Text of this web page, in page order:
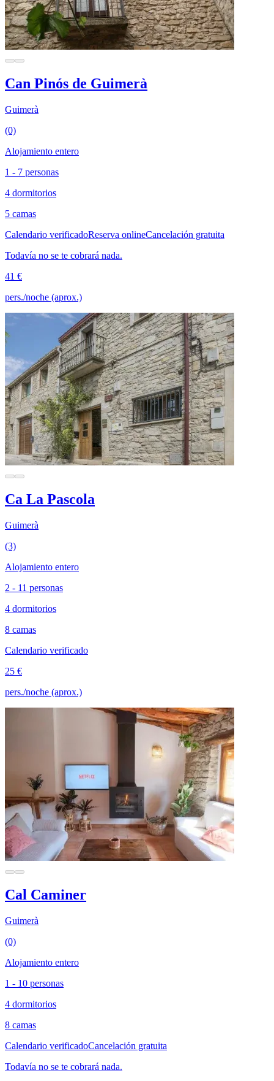
Can Pinós de Guimerà
Guimerà
(0)
Alojamiento entero
1 - 7 personas
4 dormitorios
5 camas
Calendario verificadoReserva onlineCancelación gratuita
Todavía no se te cobrará nada.
41 €
pers./noche (aprox.)
Ca La Pascola
Guimerà
(3)
Alojamiento entero
2 - 11 personas
4 dormitorios
8 camas
Calendario verificado
25 €
pers./noche (aprox.)
Cal Caminer
Guimerà
(0)
Alojamiento entero
1 - 10 personas
4 dormitorios
8 camas
Calendario verificadoCancelación gratuita
Todavía no se te cobrará nada.